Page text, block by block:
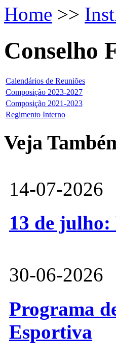
Home >>
Conselho
Calendários de Reuniões
Composição 2023-2027
Composição 2021-2023
Regimento Interno
Veja
14-07-2026
13 de
30-06-2026
Programa
Esportiva